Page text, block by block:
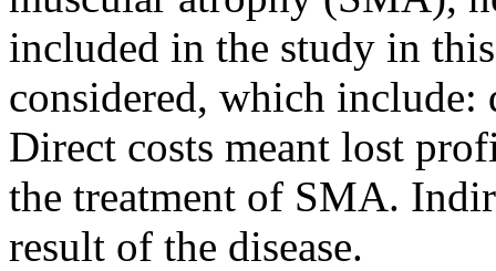
included in the study in
considered, which include:
Direct costs meant lost
the treatment of SMA.
result of the disease.